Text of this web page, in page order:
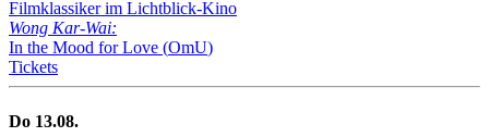
Filmklassiker im Lichtblick-Kino
Wong Kar-Wai:
In the Mood for Love (OmU)
Tickets
Do 13.08.